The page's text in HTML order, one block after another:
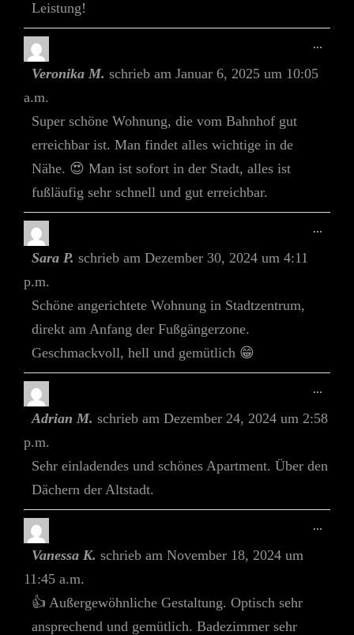
Leistung!
Veronika M. schrieb am Januar 6, 2025 um 10:05
a.m.
Super schöne Wohnung, die vom Bahnhof gut
erreichbar ist. Man findet alles wichtige in de
Nähe. 😍 Man ist sofort in der Stadt, alles ist
fußläufig sehr schnell und gut erreichbar.
...
Sara P. schrieb am Dezember 30, 2024 um 4:11
p.m.
Schöne angerichtete Wohnung in Stadtzentrum,
direkt am Anfang der Fußgängerzone.
Geschmackvoll, hell und gemütlich 😁
...
Adrian M. schrieb am Dezember 24, 2024 um 2:58
p.m.
Sehr einladendes und schönes Apartment. Über den
Dächern der Altstadt.
...
Ein-/
Vanessa K. schrieb am November 18, 2024 um
11:45 a.m.
👍 Außergewöhnliche Gestaltung. Optisch sehr
ansprechend und gemütlich. Badezimmer sehr
...